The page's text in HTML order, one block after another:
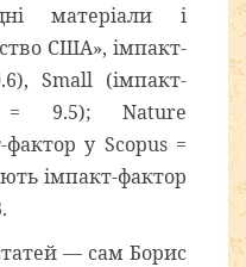
матеріали і
США», імпакт-
Small (імпакт-
9.5); Nature
у Scopus =
імпакт-фактор
— сам Борис